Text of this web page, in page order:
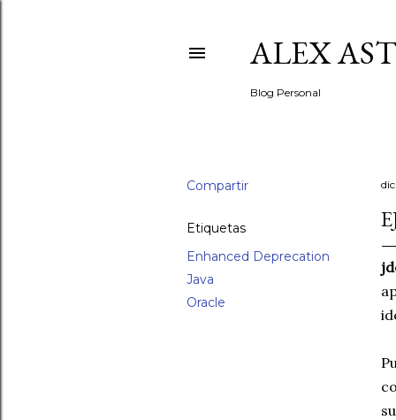
ALEX
Blog Personal
Compartir
Etiquetas
Enhanced Deprecation
Java
Oracle